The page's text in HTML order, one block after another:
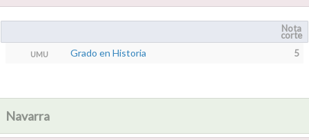
Nota
corte
UMU Grado en Historia 5
Navarra